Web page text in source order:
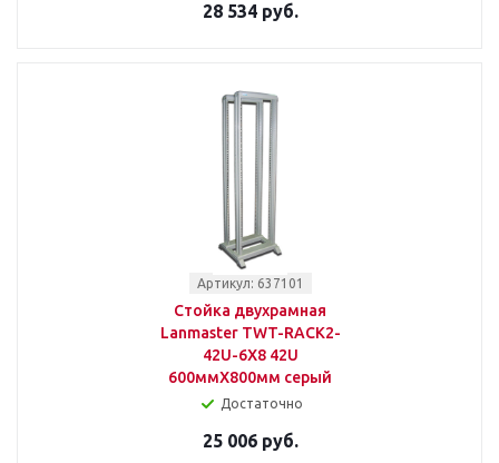
28 534 руб.
Артикул: 637101
Стойка двухрамная
Lanmaster TWT-RACK2-
42U-6X8 42U
600ммX800мм серый
Достаточно
25 006 руб.